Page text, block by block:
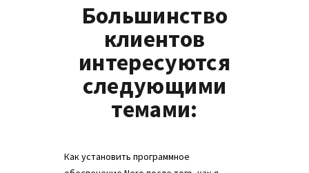
Большинство
клиентов
интересуются
следующими
темами:
Как установить программное